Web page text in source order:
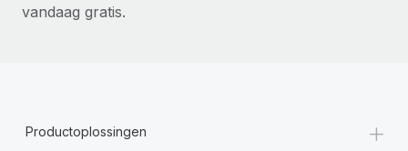
vandaag gratis.
Productoplossingen +